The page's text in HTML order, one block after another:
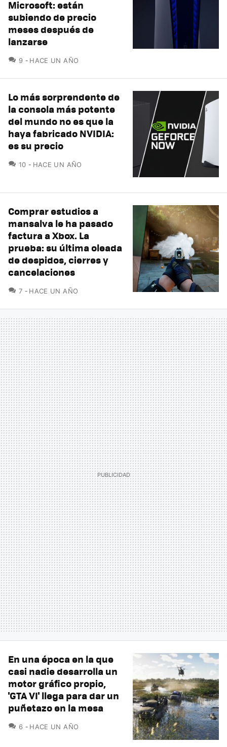
Microsoft: están
subiendo de precio
meses después de
lanzarse
9 COMENTARIOS
HACE UN AÑO
Lo más sorprendente de
la consola más potente
del mundo no es que la
haya fabricado NVIDIA:
es su precio
10 COMENTARIOS
HACE UN AÑO
Comprar estudios a
mansalva le ha pasado
factura a Xbox. La
prueba: su última oleada
de despidos, cierres y
cancelaciones
7 COMENTARIOS
HACE UN AÑO
En una época en la que
casi nadie desarrolla un
motor gráfico propio,
'GTA VI' llega para dar un
puñetazo en la mesa
6 COMENTARIOS
HACE UN AÑO